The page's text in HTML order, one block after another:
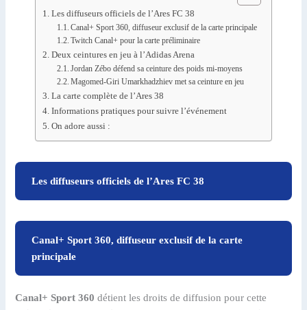
Les diffuseurs officiels de l’Ares FC 38
Canal+ Sport 360, diffuseur exclusif de la carte principale
Twitch Canal+ pour la carte préliminaire
Deux ceintures en jeu à l’Adidas Arena
Jordan Zébo défend sa ceinture des poids mi-moyens
Magomed-Giri Umarkhadzhiev met sa ceinture en jeu
La carte complète de l’Ares 38
Informations pratiques pour suivre l’événement
On adore aussi :
Les diffuseurs officiels de l’Ares FC 38
Canal+ Sport 360, diffuseur exclusif de la carte
principale
Canal+ Sport 360 détient les droits de diffusion pour cette